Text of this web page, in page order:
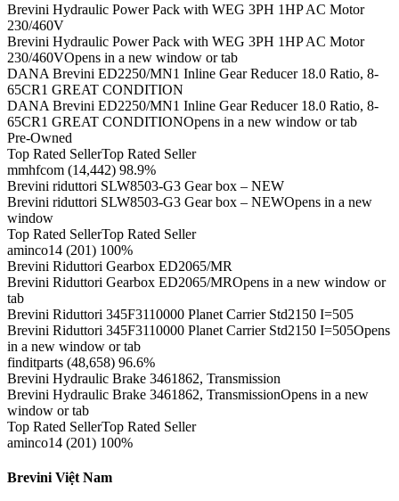
Brevini Hydraulic Power Pack with WEG 3PH 1HP AC Motor
230/460V
Brevini Hydraulic Power Pack with WEG 3PH 1HP AC Motor
230/460VOpens in a new window or tab
DANA Brevini ED2250/MN1 Inline Gear Reducer 18.0 Ratio, 8-
65CR1 GREAT CONDITION
DANA Brevini ED2250/MN1 Inline Gear Reducer 18.0 Ratio, 8-
65CR1 GREAT CONDITIONOpens in a new window or tab
Pre-Owned
Top Rated SellerTop Rated Seller
mmhfcom (14,442) 98.9%
Brevini riduttori SLW8503-G3 Gear box – NEW
Brevini riduttori SLW8503-G3 Gear box – NEWOpens in a new
window
Top Rated SellerTop Rated Seller
aminco14 (201) 100%
Brevini Riduttori Gearbox ED2065/MR
Brevini Riduttori Gearbox ED2065/MROpens in a new window or
tab
Brevini Riduttori 345F3110000 Planet Carrier Std2150 I=505
Brevini Riduttori 345F3110000 Planet Carrier Std2150 I=505Opens
in a new window or tab
finditparts (48,658) 96.6%
Brevini Hydraulic Brake 3461862, Transmission
Brevini Hydraulic Brake 3461862, TransmissionOpens in a new
window or tab
Top Rated SellerTop Rated Seller
aminco14 (201) 100%
Brevini Việt Nam